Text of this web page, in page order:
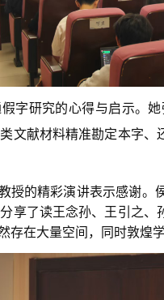
字研究的心得与启示。
文献材料精准勘定本字
授的精彩演讲表示感谢
享了读王念孙、王引之
在大量空间，同时敦煌